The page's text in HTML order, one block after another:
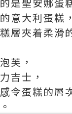
意大利蛋糕，
層夾着柔滑
芙，
吉士，
令蛋糕的層